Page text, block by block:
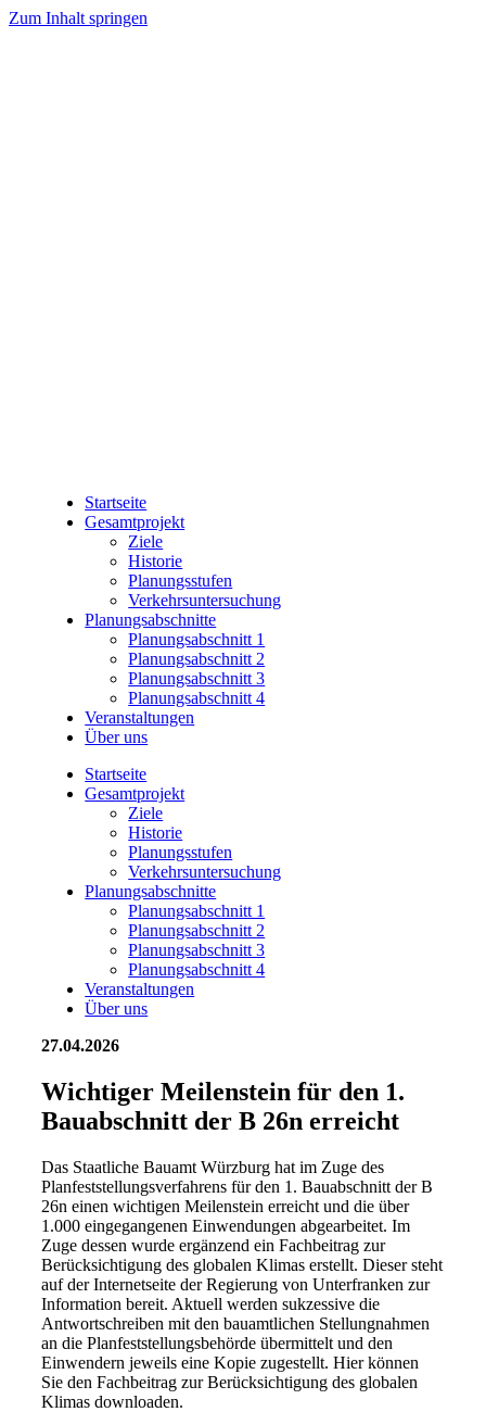
Zum Inhalt springen
Startseite
Gesamtprojekt
Ziele
Historie
Planungsstufen
Verkehrsuntersuchung
Planungsabschnitte
Planungsabschnitt 1
Planungsabschnitt 2
Planungsabschnitt 3
Planungsabschnitt 4
Veranstaltungen
Über uns
Startseite
Gesamtprojekt
Ziele
Historie
Planungsstufen
Verkehrsuntersuchung
Planungsabschnitte
Planungsabschnitt 1
Planungsabschnitt 2
Planungsabschnitt 3
Planungsabschnitt 4
Veranstaltungen
Über uns
27.04.2026
Wichtiger Meilenstein für den 1.
Bauabschnitt der B 26n erreicht
Das Staatliche Bauamt Würzburg hat im Zuge des
Planfeststellungsverfahrens für den 1. Bauabschnitt der B
26n einen wichtigen Meilenstein erreicht und die über
1.000 eingegangenen Einwendungen abgearbeitet. Im
Zuge dessen wurde ergänzend ein Fachbeitrag zur
Berücksichtigung des globalen Klimas erstellt. Dieser steht
auf der Internetseite der Regierung von Unterfranken zur
Information bereit. Aktuell werden sukzessive die
Antwortschreiben mit den bauamtlichen Stellungnahmen
an die Planfeststellungsbehörde übermittelt und den
Einwendern jeweils eine Kopie zugestellt. Hier können
Sie den Fachbeitrag zur Berücksichtigung des globalen
Klimas downloaden.